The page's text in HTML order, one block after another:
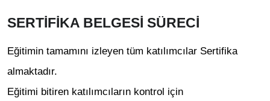
SERTİFİKA BELGESİ SÜRECİ
Eğitimin tamamını izleyen tüm katılımcılar Sertifika
almaktadır.
Eğitimi bitiren katılımcıların kontrol için